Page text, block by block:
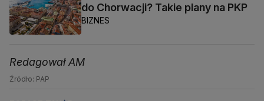
do Chorwacji? Takie plany na PKP
BIZNES
Redagował AM
Źródło: PAP